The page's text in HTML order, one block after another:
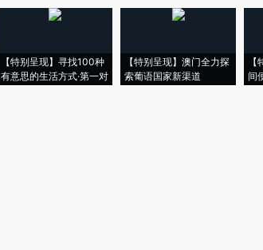
【特别呈现】寻找100种
有意思的生活方式·第一对
【特别呈现】澳门全力探
索葡语国家新渠道
间